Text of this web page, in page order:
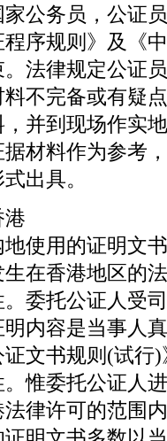
家公务员，公证
程序规则》及《
。法律规定公证
料不完备或有疑
，并到现场作实
据材料作为参考
出具。
港
地使用的证明文
生在香港地区的
。委托公证人受
明内容是当事人
证文书规则(试行
。惟委托公证人
法律许可的范围